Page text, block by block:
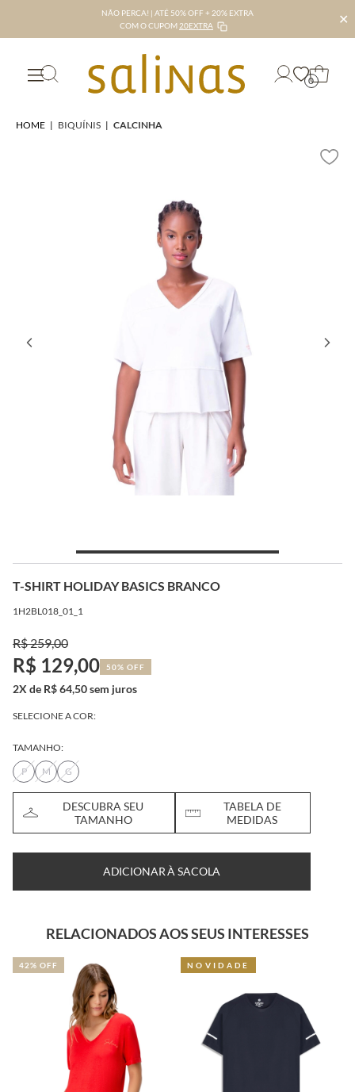
NÃO PERCA! | ATÉ 50% OFF + 20% EXTRA
COM O CUPOM 20EXTRA ✕
0
HOME | BIQUÍNIS | CALCINHA
T-SHIRT HOLIDAY BASICS BRANCO
1H2BL018_01_1
R$ 259,00
R$ 129,00 50% OFF
2X de R$ 64,50 sem juros
SELECIONE A COR:
TAMANHO:
P
M G
DESCUBRA SEU
TAMANHO
TABELA DE
MEDIDAS
ADICIONAR À SACOLA
RELACIONADOS AOS SEUS INTERESSES
42% OFF NOVIDADE